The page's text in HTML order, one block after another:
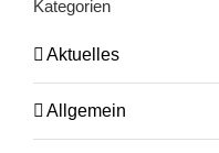
Kategorien
Aktuelles
Allgemein